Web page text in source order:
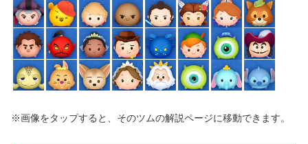
※画像をタップすると、そのツムの解説ページに移動できます。